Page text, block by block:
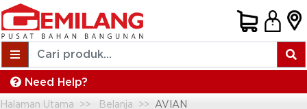
Need Help?
Halaman Utama Belanja AVIAN